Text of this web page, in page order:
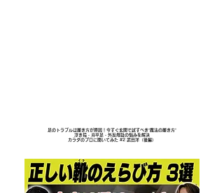
足のトラブルは履き方が原因！今すぐ玄関で試すべき“魔法の履き方”
浮き指・扁平足・外反母趾の悩みを解決
カラダのプロに聞いてみた #2 武田洋（後編）